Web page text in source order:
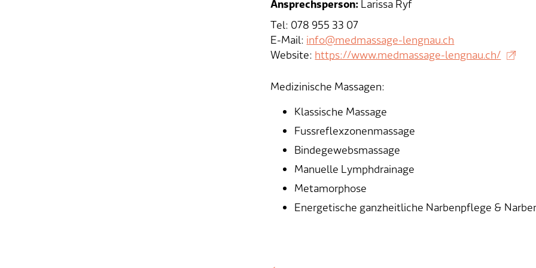
Ansprechsperson: Larissa Ryf
Tel: 078 955 33 07
E-Mail:info@medmassage-lengnau.ch
Website:https://www.medmassage-lengnau.ch/
Medizinische Massagen:
Klassische Massage
Fussreflexzonenmassage
Bindegewebsmassage
Manuelle Lymphdrainage
Metamorphose
Energetische ganzheitliche Narbenpflege &